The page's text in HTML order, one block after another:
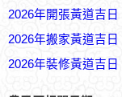
2026年開張黃道吉日
2026年搬家黃道吉日
2026年裝修黃道吉日